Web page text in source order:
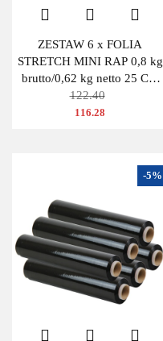
ZESTAW 6 x FOLIA
STRETCH MINI RAP 0,8 kg
brutto/0,62 kg netto 25 CM
CZARNA
122.40
116.28
-5%